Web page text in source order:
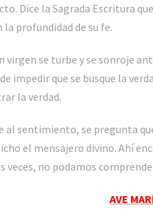
Dice la Sagrada Escritura
la profundidad de su fe.
virgen se turbe y se sonroje
impedir que se busque la
la verdad.
al sentimiento, se pregunta
el mensajero divino. Ahí
veces, no podamos
AVE